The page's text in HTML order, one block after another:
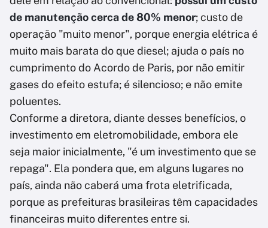
de manutenção cerca de 80% menor; custo de
operação "muito menor", porque energia elétrica é
muito mais barata do que diesel; ajuda o país no
cumprimento do Acordo de Paris, por não emitir
gases do efeito estufa; é silencioso; e não emite
poluentes.
Conforme a diretora, diante desses benefícios, o
investimento em eletromobilidade, embora ele
seja maior inicialmente, "é um investimento que se
repaga". Ela pondera que, em alguns lugares no
país, ainda não caberá uma frota eletrificada,
porque as prefeituras brasileiras têm capacidades
financeiras muito diferentes entre si.